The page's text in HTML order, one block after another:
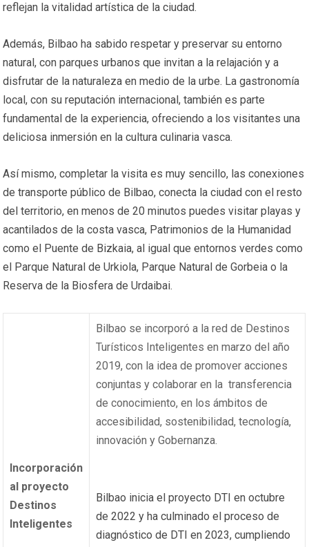
reflejan la vitalidad artística de la ciudad.
Además, Bilbao ha sabido respetar y preservar su entorno
natural, con parques urbanos que invitan a la relajación y a
disfrutar de la naturaleza en medio de la urbe. La gastronomía
local, con su reputación internacional, también es parte
fundamental de la experiencia, ofreciendo a los visitantes una
deliciosa inmersión en la cultura culinaria vasca.
Así mismo, completar la visita es muy sencillo, las conexiones
de transporte público de Bilbao, conecta la ciudad con el resto
del territorio, en menos de 20 minutos puedes visitar playas y
acantilados de la costa vasca, Patrimonios de la Humanidad
como el Puente de Bizkaia, al igual que entornos verdes como
el Parque Natural de Urkiola, Parque Natural de Gorbeia o la
Reserva de la Biosfera de Urdaibai.
Incorporación
al proyecto
Destinos
Inteligentes
Bilbao se incorporó a la red de Destinos
Turísticos Inteligentes en marzo del año
2019, con la idea de promover acciones
conjuntas y colaborar en la transferencia
de conocimiento, en los ámbitos de
accesibilidad, sostenibilidad, tecnología,
innovación y Gobernanza.
Bilbao inicia el proyecto DTI en octubre
de 2022 y ha culminado el proceso de
diagnóstico de DTI en 2023, cumpliendo